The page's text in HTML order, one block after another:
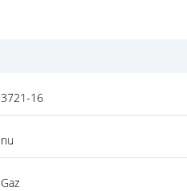
3721-16
nu
Gaz